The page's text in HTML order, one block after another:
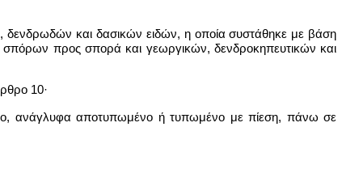
δενδρωδών και δασικών ειδών, η οποία συστάθηκε με βάση
προς σπορά και γεωργικών, δενδροκηπευτικών και
10·
ανάγλυφα αποτυπωμένο ή τυπωμένο με πίεση, πάνω σε